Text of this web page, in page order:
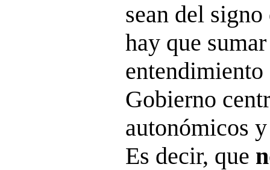
sean del
hay que
Gobierno
autonómicos
Es decir, que